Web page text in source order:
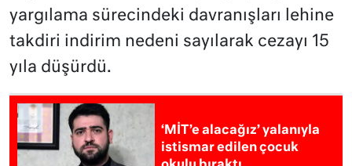
yargılama sürecindeki davranışları lehine
takdiri indirim nedeni sayılarak cezayı 15
yıla düşürdü.
‘MİT’e alacağız’ yalanıyla
istismar edilen çocuk